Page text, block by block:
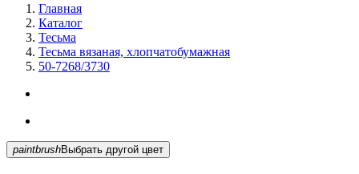
Главная
Каталог
Тесьма
Тесьма вязаная, хлопчатобумажная
50-7268/3730
paintbrush Выбрать другой цвет